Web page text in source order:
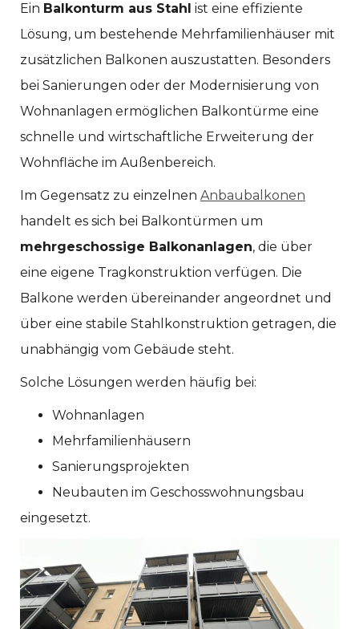
Ein Balkonturm aus Stahl ist eine effiziente
Lösung, um bestehende Mehrfamilienhäuser mit
zusätzlichen Balkonen auszustatten. Besonders
bei Sanierungen oder der Modernisierung von
Wohnanlagen ermöglichen Balkontürme eine
schnelle und wirtschaftliche Erweiterung der
Wohnfläche im Außenbereich.
Im Gegensatz zu einzelnen Anbaubalkonen
handelt es sich bei Balkontürmen um
mehrgeschossige Balkonanlagen, die über
eine eigene Tragkonstruktion verfügen. Die
Balkone werden übereinander angeordnet und
über eine stabile Stahlkonstruktion getragen, die
unabhängig vom Gebäude steht.
Solche Lösungen werden häufig bei:
Wohnanlagen
Mehrfamilienhäusern
Sanierungsprojekten
Neubauten im Geschosswohnungsbau
eingesetzt.